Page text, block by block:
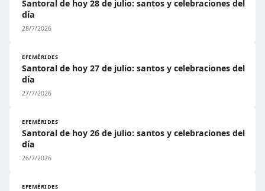
Santoral de hoy 28 de julio: santos y celebraciones del
día
28/7/2026
EFEMÉRIDES
Santoral de hoy 27 de julio: santos y celebraciones del
día
27/7/2026
EFEMÉRIDES
Santoral de hoy 26 de julio: santos y celebraciones del
día
26/7/2026
EFEMÉRIDES